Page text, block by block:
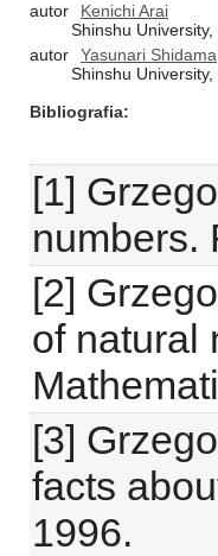
autor
Kenichi Arai
Shinshu
autor
Yasunari Shidama
Shinshu
Bibliografia
[1]
numbers.
[2]
of natural
[3]
facts
1996.